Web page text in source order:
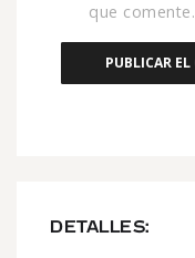
DETALLES:
que comente.